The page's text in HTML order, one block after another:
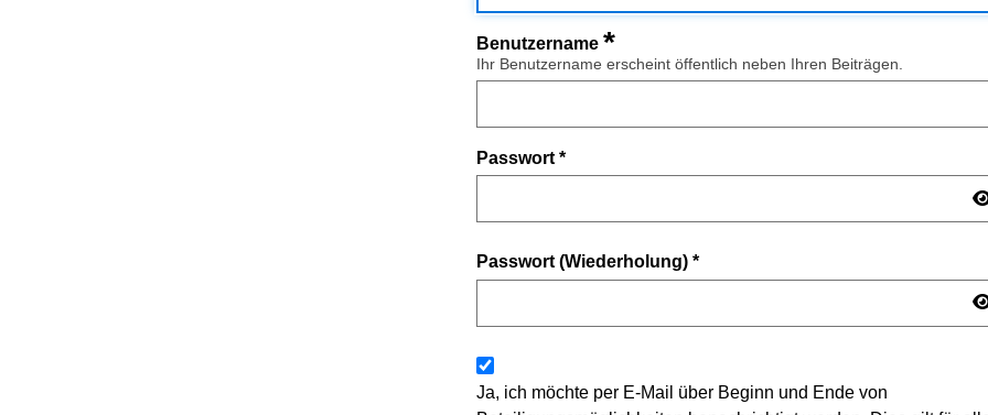
Benutzername *
Ihr Benutzername erscheint öffentlich neben Ihren Beiträgen.
Passwort *
Passwort (Wiederholung) *
Ja, ich möchte per E-Mail über Beginn und Ende von